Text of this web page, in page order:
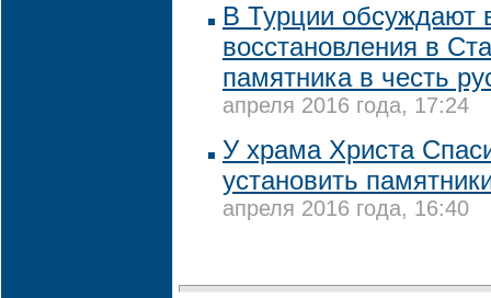
В Турции обсуждают
восстановления в
памятника в честь
апреля 2016 года, 17:24
У храма Христа
установить
апреля 2016 года, 16:40